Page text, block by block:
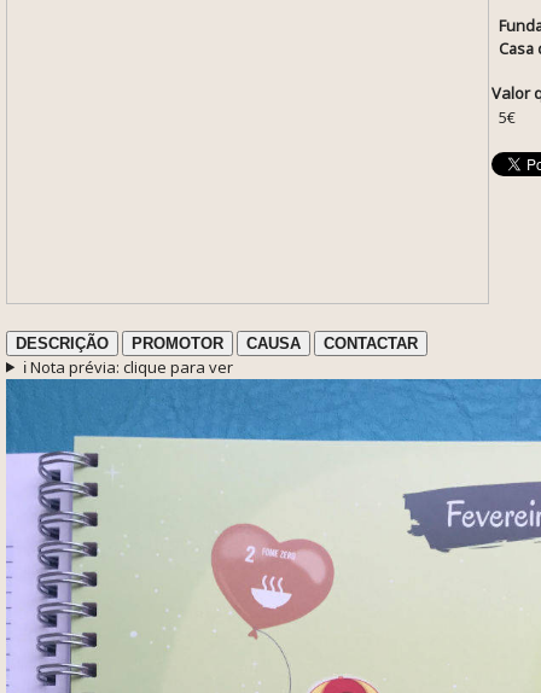
Casa
Valor
5€
DESCRIÇÃO PROMOTOR CAUSA CONTACTAR
ℹ️ Nota prévia: clique para ver